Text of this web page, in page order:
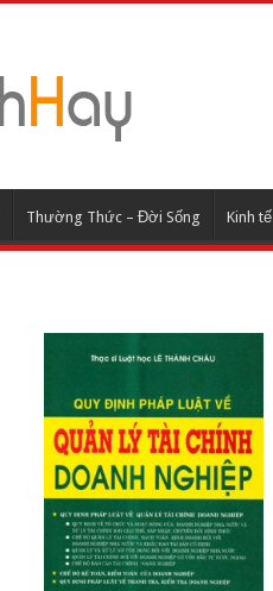
Thường Thức – Đời Sống Kinh tế